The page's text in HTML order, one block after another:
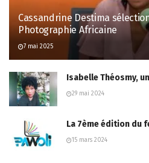
Cassandrine Destima
Photographie Africaine
7 mai 2025
Isabelle Théosmy,
29 mai 2024
La 7ème édition du
15 mars 2024